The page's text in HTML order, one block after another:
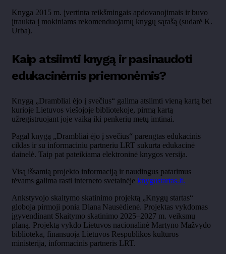
Knyga 2015 m. įvertinta reikšmingais apdovanojimais ir buvo
įtraukta į mokiniams rekomenduojamų knygų sąrašą (sudarė K.
Urba).
Kaip atsiimti knygą ir pasinaudoti
edukacinėmis priemonėmis?
Knygą „Drambliai ėjo į svečius“ galima atsiimti vieną kartą bet
kurioje Lietuvos viešojoje bibliotekoje, pirmą kartą
užregistruojant joje vaiką iki penkerių metų imtinai.
Pagal knygą „Drambliai ėjo į svečius“ parengtas edukacinis
ciklas ir su informaciniu partneriu LRT sukurta edukacinė
dainelė. Taip pat pateikiama elektroninė knygos versija.
Visą išsamią projekto informaciją ir naudingus patarimus
tėvams galima rasti interneto svetainėje knygustartas.lt.
Ankstyvojo skaitymo skatinimo projektą „Knygų startas“
globoja pirmoji ponia Diana Nausėdienė. Projektas vykdomas
įgyvendinant Skaitymo skatinimo 2025–2027 m. veiksmų
planą. Projektą vykdo Lietuvos nacionalinė Martyno Mažvydo
biblioteka, finansuoja Lietuvos Respublikos kultūros
ministerija, informacinis partneris LRT.